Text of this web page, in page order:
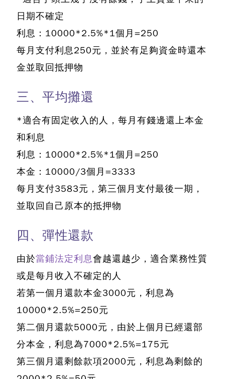
日期不確定
利息：10000*2.5%*1個月=250
每月支付利息250元，並於有足夠資金時還本
金並取回抵押物
三、平均攤還
*適合有固定收入的人，每月有錢邊還上本金
和利息
利息：10000*2.5%*1個月=250
本金：10000/3個月=3333
每月支付3583元，第三個月支付最後一期，
並取回自己原本的抵押物
四、彈性還款
由於當鋪法定利息會越還越少，適合業務性質
或是每月收入不確定的人
若第一個月還款本金3000元，利息為
10000*2.5%=250元
第二個月還款5000元，由於上個月已經還部
分本金，利息為7000*2.5%=175元
第三個月還剩餘款項2000元，利息為剩餘的